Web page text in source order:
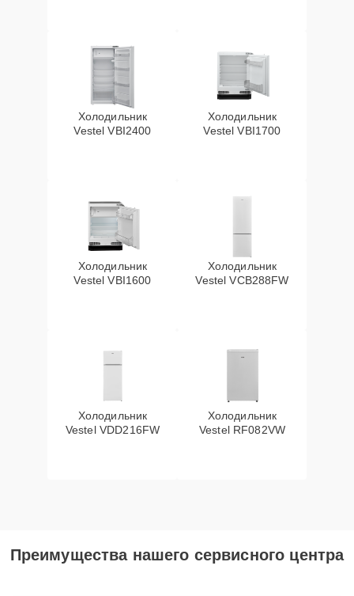
Холодильник
Vestel VBI2400
Холодильник
Vestel VBI1700
Холодильник
Vestel VBI1600
Холодильник
Vestel VCB288FW
Холодильник
Vestel VDD216FW
Холодильник
Vestel RF082VW
Преимущества нашего сервисного центра